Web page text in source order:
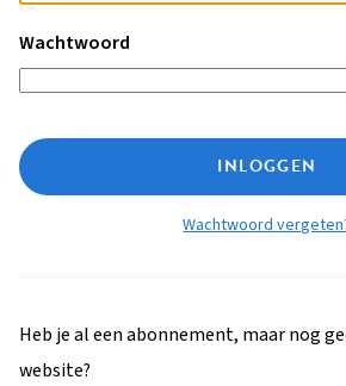
Wachtwoord
INLOGGEN
Wachtwoord
Heb je al een abonnement, maar nog
website?